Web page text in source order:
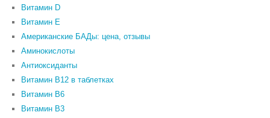
Витамин D
Витамин Е
Американские БАДы: цена, отзывы
Аминокислоты
Антиоксиданты
Витамин B12 в таблетках
Витамин B6
Витамин В3